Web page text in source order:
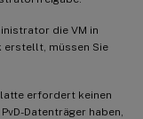
die VM in
erstellt, müssen Sie
erfordert keinen
Datenträger haben,